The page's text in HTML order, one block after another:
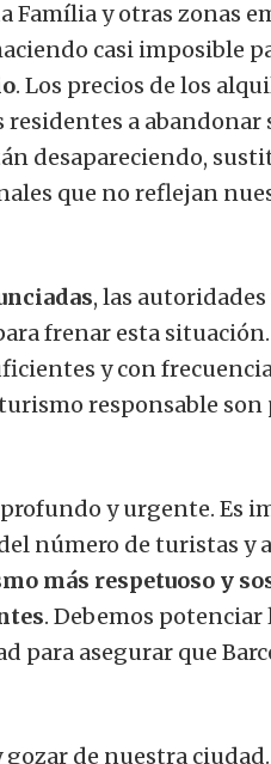
Família y otras zonas
casi imposible
. Los precios de los
a abandonar
desapareciendo,
que no reflejan
, las
frenar esta
y con
responsable son
y urgente. Es
número de turistas y
más respetuoso y
. Debemos potenciar
para asegurar que
gozar de nuestra